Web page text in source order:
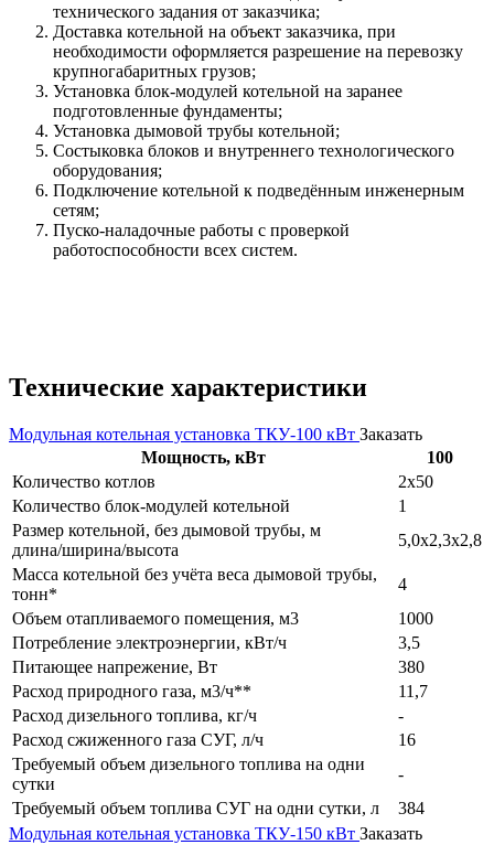
технического задания от заказчика;
Доставка котельной на объект заказчика, при
необходимости оформляется разрешение на перевозку
крупногабаритных грузов;
Установка блок-модулей котельной на заранее
подготовленные фундаменты;
Установка дымовой трубы котельной;
Состыковка блоков и внутреннего технологического
оборудования;
Подключение котельной к подведённым инженерным
сетям;
Пуско-наладочные работы с проверкой
работоспособности всех систем.
Технические характеристики
Модульная котельная установка ТКУ-100 кВт Заказать
Мощность, кВт
100
Количество котлов
2х50
Количество блок-модулей котельной
1
Размер котельной, без дымовой трубы, м
длина/ширина/высота
5,0х2,3х2,8
Масса котельной без учёта веса дымовой трубы,
тонн*
4
Объем отапливаемого помещения, м3
1000
Потребление электроэнергии, кВт/ч
3,5
Питающее напрежение, Вт
380
Расход природного газа, м3/ч**
11,7
Расход дизельного топлива, кг/ч
-
Расход сжиженного газа СУГ, л/ч
16
Требуемый объем дизельного топлива на одни
сутки
-
Требуемый объем топлива СУГ на одни сутки, л
384
Модульная котельная установка ТКУ-150 кВт Заказать